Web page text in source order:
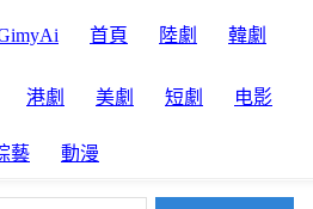
首頁 陸劇 韓劇
港劇 美劇 短劇 电影
藝 動漫